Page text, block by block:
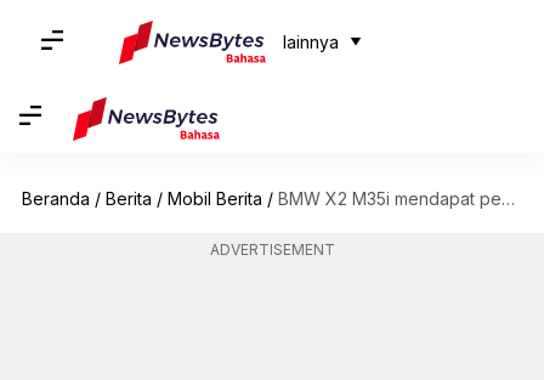
lainnya
Beranda / Berita / Mobil Berita / BMW X2 M35i mendapat peningkatan off-road untuk Rebelle Rally 2023
ADVERTISEMENT